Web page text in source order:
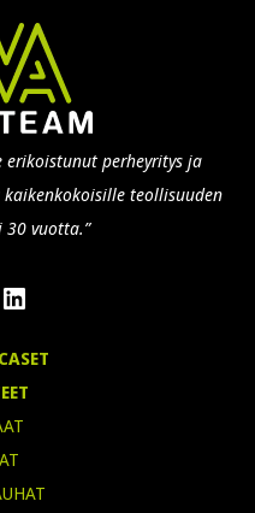
erikoistunut perheyritys ja
teollisuuden
vuotta.”
LinkedIn